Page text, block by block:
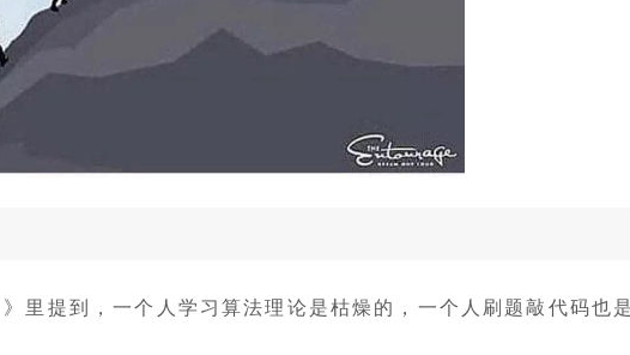
》里提到，一个人学习算法理论是枯燥的，一个人刷题敲代码也